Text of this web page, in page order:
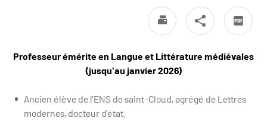
Professeur émérite en Langue et Littérature médiévales
(jusqu'au janvier 2026)
Ancien élève de l’ENS de saint-Cloud, agrégé de Lettres
modernes, docteur d’état.